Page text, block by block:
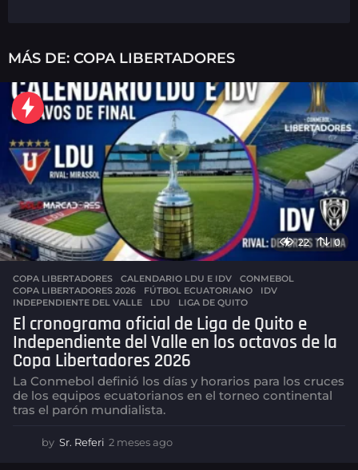
MÁS DE: COPA LIBERTADORES
22 0
COPA LIBERTADORES CALENDARIO LDU E IDV ,CONMEBOL
COPA LIBERTADORES 2026
,FÚTBOL ECUATORIANO ,IDV
INDEPENDIENTE DEL VALLE
,LDU ,LIGA DE QUITO
El cronograma oficial de Liga de Quito e
Independiente del Valle en los octavos de la
Copa Libertadores 2026
La Conmebol definió los días y horarios para los cruces
de los equipos ecuatorianos en el torneo continental
tras el parón mundialista.
by Sr. Referi 2 meses ago